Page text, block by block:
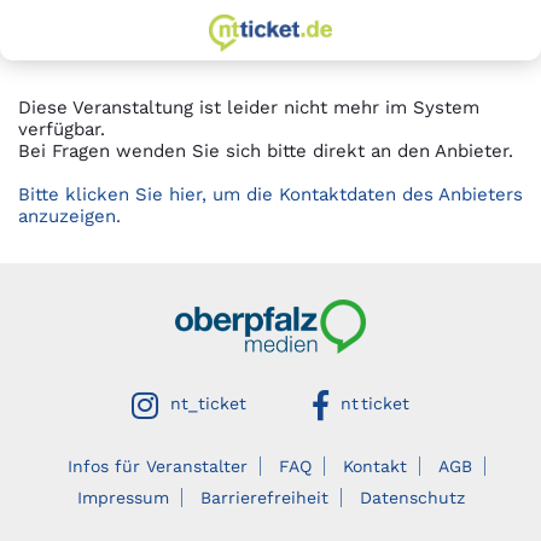
zur Startseite
zum
zur
Diese Veranstaltung ist leider nicht mehr im System
verfügbar.
Bei Fragen wenden Sie sich bitte direkt an den Anbieter.
Bitte klicken Sie hier, um die Kontaktdaten des Anbieters
anzuzeigen.
Oberpfalzmedien
nt_ticketauf instagramnt ticketauf facebook
Infos für Veranstalter FAQ Kontakt
AGB
Impressum
Barrierefreiheit Datenschutz